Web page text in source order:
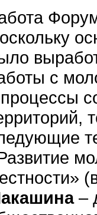
с
–